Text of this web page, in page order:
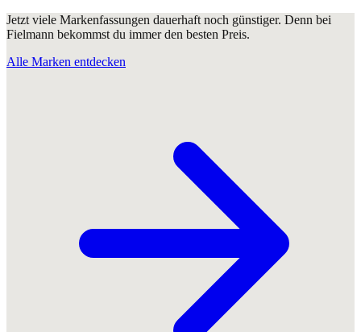
Jetzt viele Markenfassungen dauerhaft noch günstiger. Denn bei
Fielmann bekommst du immer den besten Preis.
Alle Marken entdecken